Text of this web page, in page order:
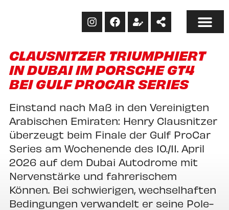
CLAUSNITZER TRIUMPHIERT
IN DUBAI IM PORSCHE GT4
BEI GULF PROCAR SERIES
Einstand nach Maß in den Vereinigten
Arabischen Emiraten: Henry Clausnitzer
überzeugt beim Finale der Gulf ProCar
Series am Wochenende des 10./11. April
2026 auf dem Dubai Autodrome mit
Nervenstärke und fahrerischem
Können. Bei schwierigen, wechselhaften
Bedingungen verwandelt er seine Pole-